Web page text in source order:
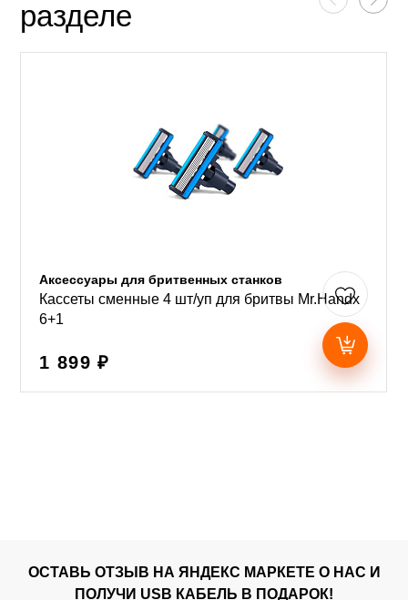
разделе
Аксессуары для бритвенных станков
Кассеты сменные 4 шт/уп для бритвы Mr.Handx
6+1
1 899 ₽
ОСТАВЬ ОТЗЫВ НА ЯНДЕКС МАРКЕТЕ О НАС И
ПОЛУЧИ USB КАБЕЛЬ В ПОДАРОК!